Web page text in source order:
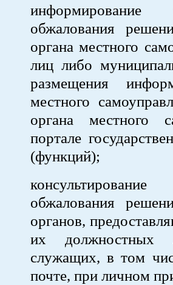
обжалования
органа местного
лиц либо
размещения
местного
органа местного
портале
(функций);
обжалования
органов,
их должностных
служащих, в том
почте, при личном